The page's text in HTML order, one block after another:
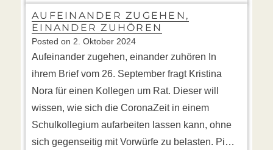
AUFEINANDER ZUGEHEN,
EINANDER ZUHÖREN
Posted on2. Oktober 2024
Aufeinander zugehen, einander zuhören In
ihrem Brief vom 26. September fragt Kristina
Nora für einen Kollegen um Rat. Dieser will
wissen, wie sich die CoronaZeit in einem
Schulkollegium aufarbeiten lassen kann, ohne
sich gegenseitig mit Vorwürfe zu belasten. Pi…